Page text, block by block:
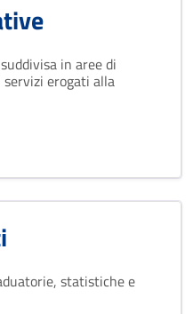
in aree di
servizi erogati alla
statistiche e